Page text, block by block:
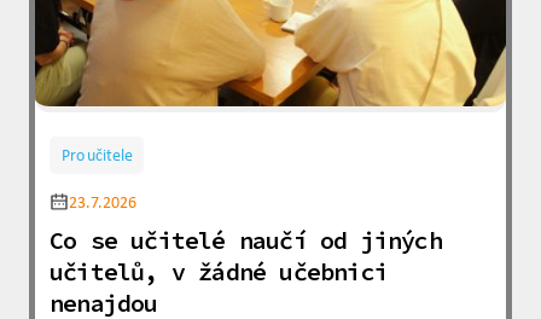
Pro učitele
23.7.2026
Co se učitelé naučí od jiných
učitelů, v žádné učebnici
nenajdou